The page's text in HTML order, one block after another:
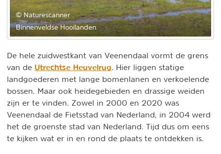
© Naturescanner
Binnenveldse Hooilanden
De hele zuidwestkant van Veenendaal vormt de grens
van de Utrechtse Heuvelrug . Hier liggen statige
landgoederen met lange bomenlanen en verkoelende
bossen. Maar ook heidegebieden en drassige weiden
zijn er te vinden. Zowel in 2000 en 2020 was
Veenendaal de Fietsstad van Nederland, in 2004 werd
het de groenste stad van Nederland. Tijd dus om eens
te kijken wat er in en rond de plaats te ontdekken is.